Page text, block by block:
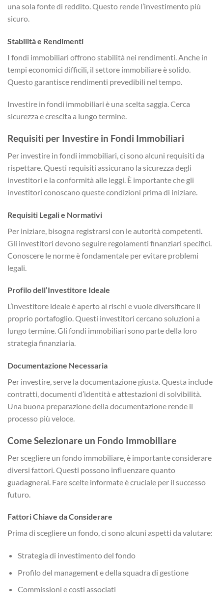
una sola fonte di reddito. Questo rende l’investimento più
sicuro.
Stabilità e Rendimenti
I fondi immobiliari offrono stabilità nei rendimenti. Anche in
tempi economici difficili, il settore immobiliare è solido.
Questo garantisce rendimenti prevedibili nel tempo.
Investire in fondi immobiliari è una scelta saggia. Cerca
sicurezza e crescita a lungo termine.
Requisiti per Investire in Fondi Immobiliari
Per investire in fondi immobiliari, ci sono alcuni requisiti da
rispettare. Questi requisiti assicurano la sicurezza degli
investitori e la conformità alle leggi. È importante che gli
investitori conoscano queste condizioni prima di iniziare.
Requisiti Legali e Normativi
Per iniziare, bisogna registrarsi con le autorità competenti.
Gli investitori devono seguire regolamenti finanziari specifici.
Conoscere le norme è fondamentale per evitare problemi
legali.
Profilo dell’Investitore Ideale
L’investitore ideale è aperto ai rischi e vuole diversificare il
proprio portafoglio. Questi investitori cercano soluzioni a
lungo termine. Gli fondi immobiliari sono parte della loro
strategia finanziaria.
Documentazione Necessaria
Per investire, serve la documentazione giusta. Questa include
contratti, documenti d’identità e attestazioni di solvibilità.
Una buona preparazione della documentazione rende il
processo più veloce.
Come Selezionare un Fondo Immobiliare
Per scegliere un fondo immobiliare, è importante considerare
diversi fattori. Questi possono influenzare quanto
guadagnerai. Fare scelte informate è cruciale per il successo
futuro.
Fattori Chiave da Considerare
Prima di scegliere un fondo, ci sono alcuni aspetti da valutare:
Strategia di investimento del fondo
Profilo del management e della squadra di gestione
Commissioni e costi associati